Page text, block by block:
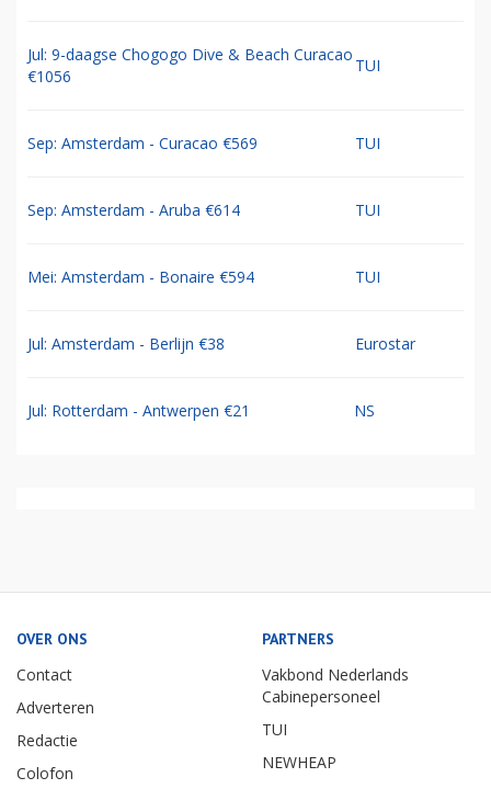
Jul: 9-daagse Chogogo Dive & Beach Curacao
€1056
TUI
Sep: Amsterdam - Curacao €569 TUI
Sep: Amsterdam - Aruba €614 TUI
Mei: Amsterdam - Bonaire €594 TUI
Jul: Amsterdam - Berlijn €38 Eurostar
Jul: Rotterdam - Antwerpen €21 NS
OVER ONS
Contact
Adverteren
Redactie
Colofon
PARTNERS
Vakbond Nederlands
Cabinepersoneel
TUI
NEWHEAP